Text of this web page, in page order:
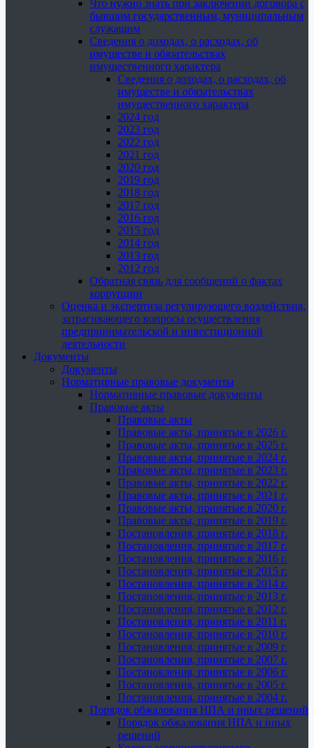
Что нужно знать при заключении договора с
бывшим государственным, муниципальным
служащим
Сведения о доходах, о расходах, об
имуществе и обязательствах
имущественного характера
Сведения о доходах, о расходах, об
имуществе и обязательствах
имущественного характера
2024 год
2023 год
2022 год
2021 год
2020 год
2019 год
2018 год
2017 год
2016 год
2015 год
2014 год
2013 год
2012 год
Обратная связь для сообщений о фактах
коррупции
Оценка и экспертиза регулирующего воздействия,
затрагивающего вопросы осуществления
предпринимательской и инвестиционной
деятельности
Документы
Документы
Нормативные правовые документы
Нормативные правовые документы
Правовые акты
Правовые акты
Правовые акты, принятые в 2026 г.
Правовые акты, принятые в 2025 г.
Правовые акты, принятые в 2024 г.
Правовые акты, принятые в 2023 г.
Правовые акты, принятые в 2022 г.
Правовые акты, принятые в 2021 г.
Правовые акты, принятые в 2020 г.
Правовые акты, принятые в 2019 г.
Постановления, принятые в 2018 г.
Постановления, принятые в 2017 г.
Постановления, принятые в 2016 г.
Постановления, принятые в 2015 г.
Постановления, принятые в 2014 г.
Постановления, принятые в 2013 г.
Постановления, принятые в 2012 г.
Постановления, принятые в 2011 г.
Постановления, принятые в 2010 г.
Постановления, принятые в 2009 г.
Постановления, принятые в 2007 г.
Постановления, принятые в 2006 г.
Постановления, принятые в 2005 г.
Постановления, принятые в 2004 г.
Порядок обжалования НПА и иных решений
Порядок обжалования НПА и иных
решений